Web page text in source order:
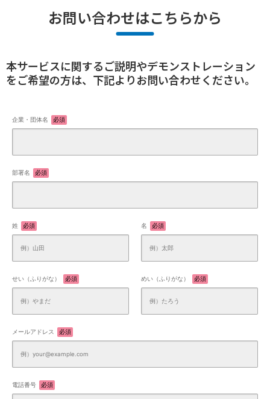
お問い合わせはこちらから
本サービスに関するご説明やデモンストレーション
をご希望の方は、下記よりお問い合わせください。
企業・団体名 必須
部署名 必須
姓 必須 名 必須
せい（ふりがな） 必須 めい（ふりがな） 必須
メールアドレス 必須
電話番号 必須